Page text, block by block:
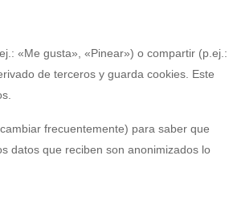
«Me gusta», «Pinear») o compartir (p.ej.:
de terceros y guarda cookies. Este
frecuentemente) para saber que
datos que reciben son anonimizados lo